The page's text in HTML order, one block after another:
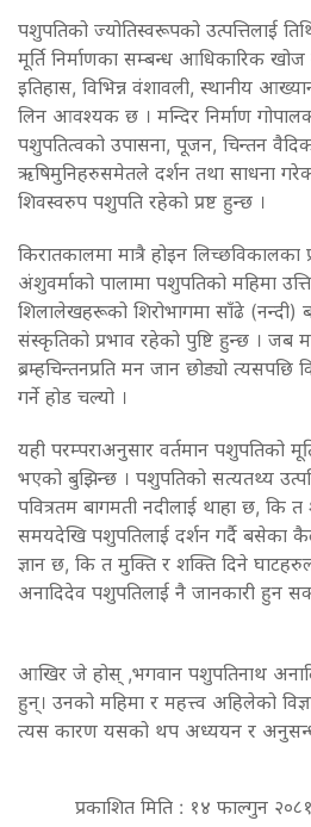
पशुपतिको ज्योतिस्वरूपको उत्पत्तिलाई
मूर्ति निर्माणका सम्बन्ध आधिकारिक खोज
इतिहास, विभिन्न वंशावली, स्थानीय
लिन आवश्यक छ । मन्दिर निर्माण
पशुपतित्वको उपासना, पूजन, चिन्तन
ऋषिमुनिहरुसमेतले दर्शन तथा साधना
शिवस्वरुप पशुपति रहेको प्रष्ट हुन्छ ।
किरातकालमा मात्रै होइन लिच्छविकालका
अंशुवर्माको पालामा पशुपतिको महिमा
शिलालेखहरूको शिरोभागमा साँढे
संस्कृतिको प्रभाव रहेको पुष्टि हुन्छ । जब
ब्रम्हचिन्तनप्रति मन जान छोड्यो त्यसपछि
गर्ने होड चल्यो ।
यही परम्पराअनुसार वर्तमान पशुपतिको
भएको बुझिन्छ । पशुपतिको सत्यतथ्य
पवित्रतम बागमती नदीलाई थाहा छ, कि
समयदेखि पशुपतिलाई दर्शन गर्दै बसेका
ज्ञान छ, कि त मुक्ति र शक्ति दिने
अनादिदेव पशुपतिलाई नै जानकारी हुन
आखिर जे होस् ,भगवान पशुपतिनाथ
हुन्। उनको महिमा र महत्त्व अहिलेको
त्यस कारण यसको थप अध्ययन र
प्रकाशित मिति : १४ फाल्गुन